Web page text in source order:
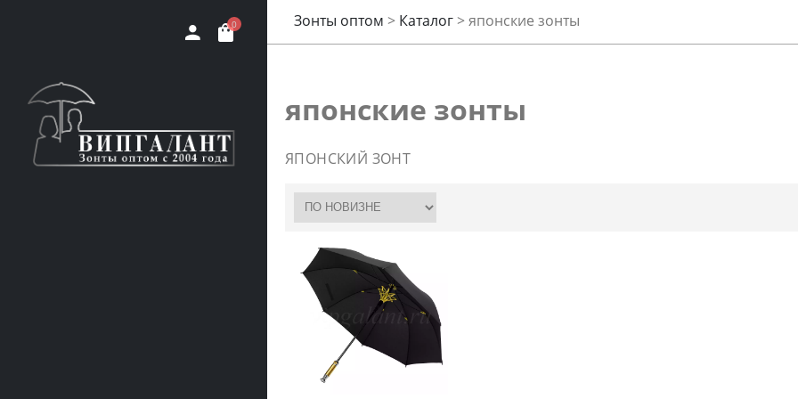
0 Зонты оптом > Каталог>японские зонты
японские зонты
ЯПОНСКИЙ ЗОНТ